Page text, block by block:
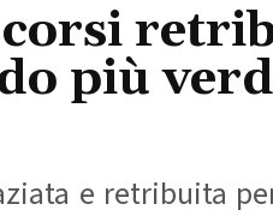
più
e retribuita